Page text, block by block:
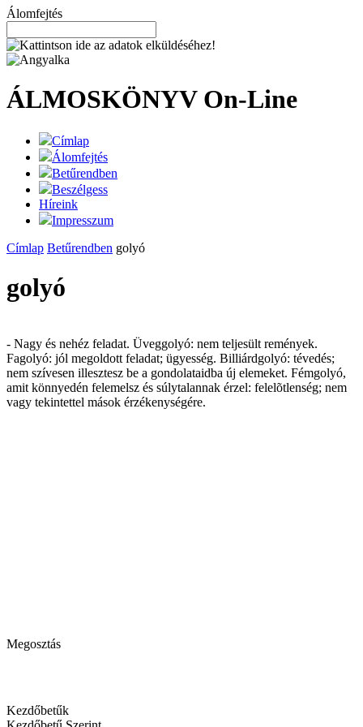
Álomfejtés
ÁLMOSKÖNYV On-Line
Címlap
Álomfejtés
Betűrendben
Beszélgess
Híreink
Impresszum
Címlap Betűrendben golyó
golyó
- Nagy és nehéz feladat. Üveggolyó: nem teljesült remények.
Fagolyó: jól megoldott feladat; ügyesség. Billiárdgolyó: tévedés;
nem szívesen illesztesz be a gondolataidba új elemeket. Fémgolyó,
amit könnyedén felemelsz és súlytalannak érzel: felelõtlenség; nem
vagy tekintettel mások érzékenységére.
Megosztás
Kezdőbetűk